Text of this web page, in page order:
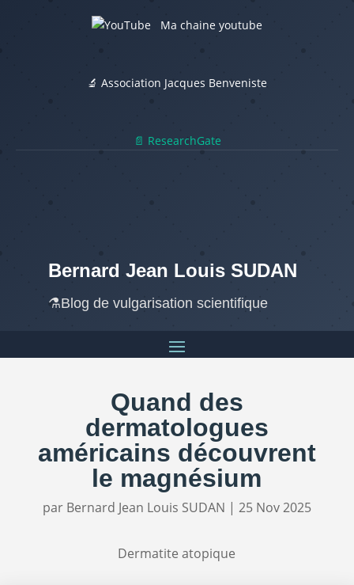
Ma chaine youtube
🔬 Association Jacques Benveniste
📄 ResearchGate
Bernard Jean Louis SUDAN
⚗️Blog de vulgarisation scientifique
Quand des
dermatologues
américains découvrent
le magnésium
par Bernard Jean Louis SUDAN | 25 Nov 2025
Dermatite atopique